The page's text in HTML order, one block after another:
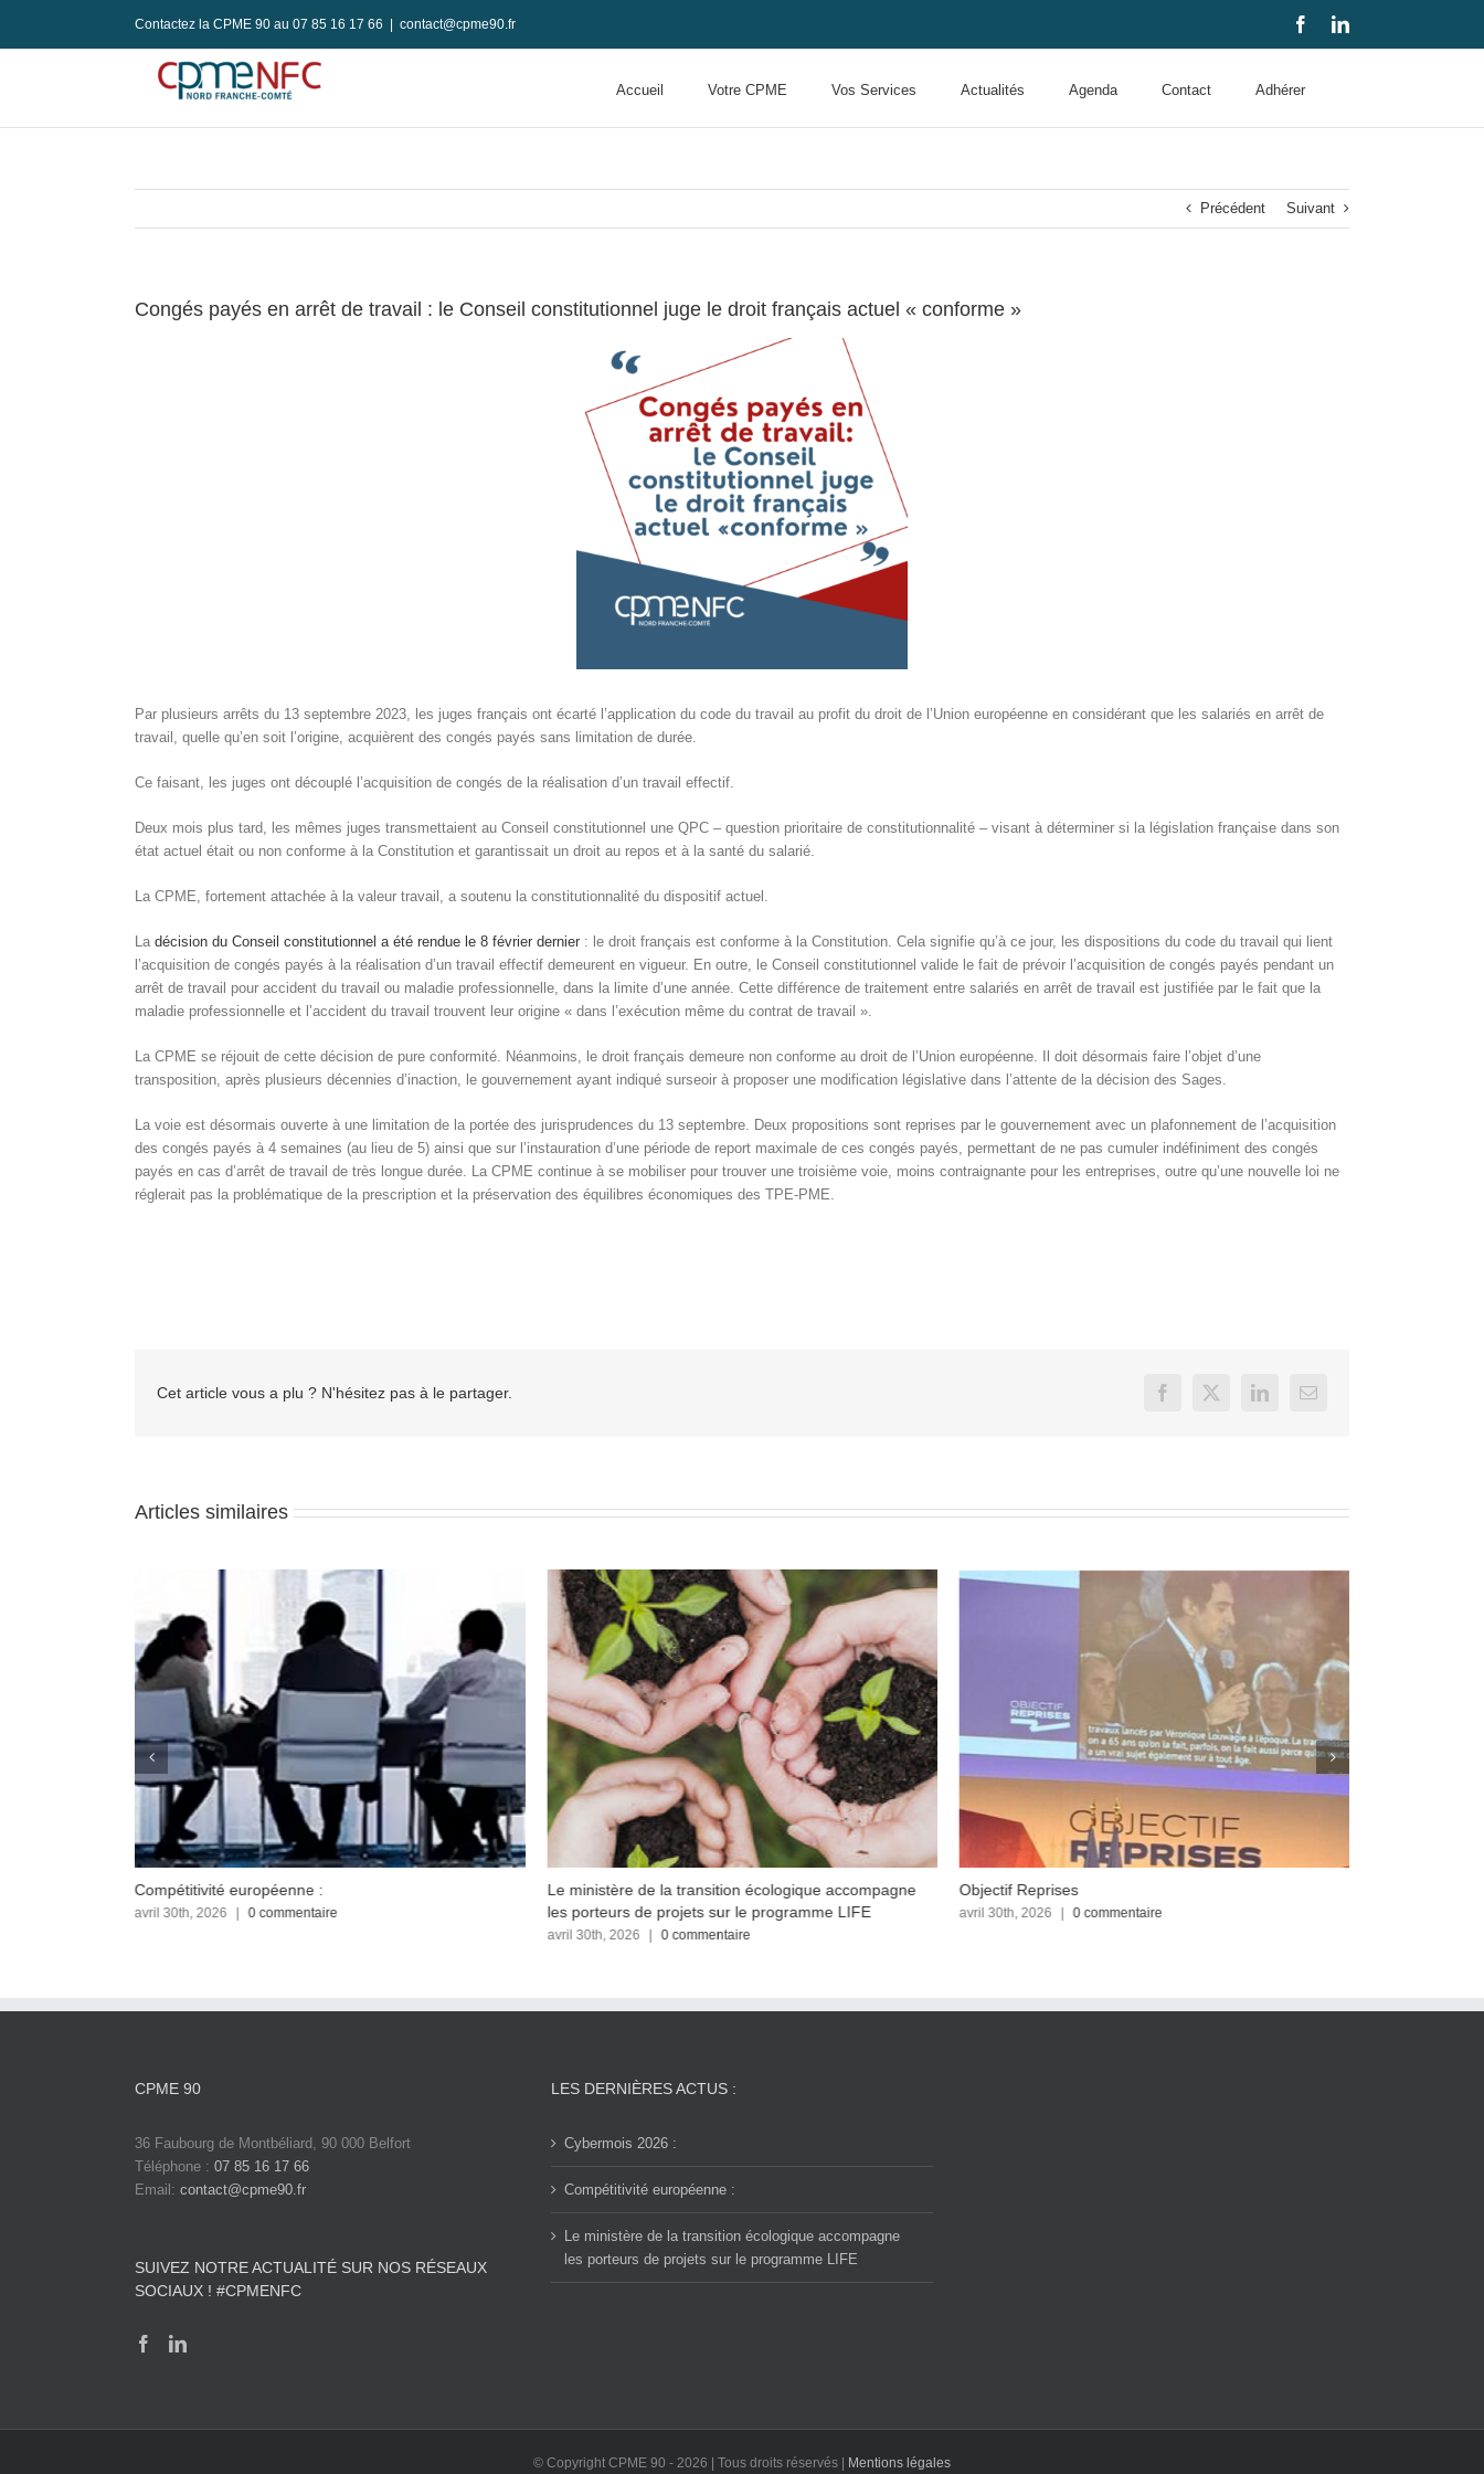
Contactez la CPME 90 au 07 85 16 17 66 contact@cpme90.fr FacebookLinkedIn
Accueil Votre CPME Vos Services Actualités Agenda Contact Adhérer
Précédent Suivant
Congés payés en arrêt de travail : le Conseil constitutionnel juge le droit français actuel « conforme »
Par plusieurs arrêts du 13 septembre 2023, les juges français ont écarté l’application du code du travail au profit du droit de l’Union européenne en considérant que les salariés en arrêt de
travail, quelle qu’en soit l’origine, acquièrent des congés payés sans limitation de durée.
Ce faisant, les juges ont découplé l’acquisition de congés de la réalisation d’un travail effectif.
Deux mois plus tard, les mêmes juges transmettaient au Conseil constitutionnel une QPC – question prioritaire de constitutionnalité – visant à déterminer si la législation française dans son
état actuel était ou non conforme à la Constitution et garantissait un droit au repos et à la santé du salarié.
La CPME, fortement attachée à la valeur travail, a soutenu la constitutionnalité du dispositif actuel.
La décision du Conseil constitutionnel a été rendue le 8 février dernier: le droit français est conforme à la Constitution. Cela signifie qu’à ce jour, les dispositions du code du travail qui lient
l’acquisition de congés payés à la réalisation d’un travail effectif demeurent en vigueur. En outre, le Conseil constitutionnel valide le fait de prévoir l’acquisition de congés payés pendant un
arrêt de travail pour accident du travail ou maladie professionnelle, dans la limite d’une année. Cette différence de traitement entre salariés en arrêt de travail est justifiée par le fait que la
maladie professionnelle et l’accident du travail trouvent leur origine « dans l’exécution même du contrat de travail ».
La CPME se réjouit de cette décision de pure conformité. Néanmoins, le droit français demeure non conforme au droit de l’Union européenne. Il doit désormais faire l’objet d’une
transposition, après plusieurs décennies d’inaction, le gouvernement ayant indiqué surseoir à proposer une modification législative dans l’attente de la décision des Sages.
La voie est désormais ouverte à une limitation de la portée des jurisprudences du 13 septembre. Deux propositions sont reprises par le gouvernement avec un plafonnement de l’acquisition
des congés payés à 4 semaines (au lieu de 5) ainsi que sur l’instauration d’une période de report maximale de ces congés payés, permettant de ne pas cumuler indéfiniment des congés
payés en cas d’arrêt de travail de très longue durée. La CPME continue à se mobiliser pour trouver une troisième voie, moins contraignante pour les entreprises, outre qu’une nouvelle loi ne
réglerait pas la problématique de la prescription et la préservation des équilibres économiques des TPE-PME.
Cet article vous a plu ? N'hésitez pas à le partager. Facebook
X LinkedInEmail
Articles similaires
Compétitivité européenne :
avril 30th, 2026 | 0 commentaire
Le ministère de la transition écologique accompagne
les porteurs de projets sur le programme LIFE
avril 30th, 2026 | 0 commentaire
Objectif Reprises
avril 30th, 2026 | 0 commentaire
CPME 90
36 Faubourg de Montbéliard, 90 000 Belfort
Téléphone : 07 85 16 17 66
Email: contact@cpme90.fr
SUIVEZ NOTRE ACTUALITÉ SUR NOS RÉSEAUX
SOCIAUX ! #CPMENFC
LES DERNIÈRES ACTUS :
Cybermois 2026 :
Compétitivité européenne :
Le ministère de la transition écologique accompagne
les porteurs de projets sur le programme LIFE
© Copyright CPME 90 - 2026 | Tous droits réservés | Mentions légales